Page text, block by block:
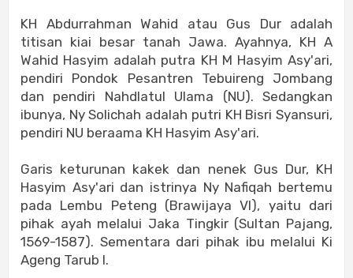
KH Abdurrahman Wahid atau Gus Dur adalah
titisan kiai besar tanah Jawa. Ayahnya, KH A
Wahid Hasyim adalah putra KH M Hasyim Asy'ari,
pendiri Pondok Pesantren Tebuireng Jombang
dan pendiri Nahdlatul Ulama (NU). Sedangkan
ibunya, Ny Solichah adalah putri KH Bisri Syansuri,
pendiri NU beraama KH Hasyim Asy'ari.
Garis keturunan kakek dan nenek Gus Dur, KH
Hasyim Asy'ari dan istrinya Ny Nafiqah bertemu
pada Lembu Peteng (Brawijaya VI), yaitu dari
pihak ayah melalui Jaka Tingkir (Sultan Pajang,
1569-1587). Sementara dari pihak ibu melalui Ki
Ageng Tarub I.